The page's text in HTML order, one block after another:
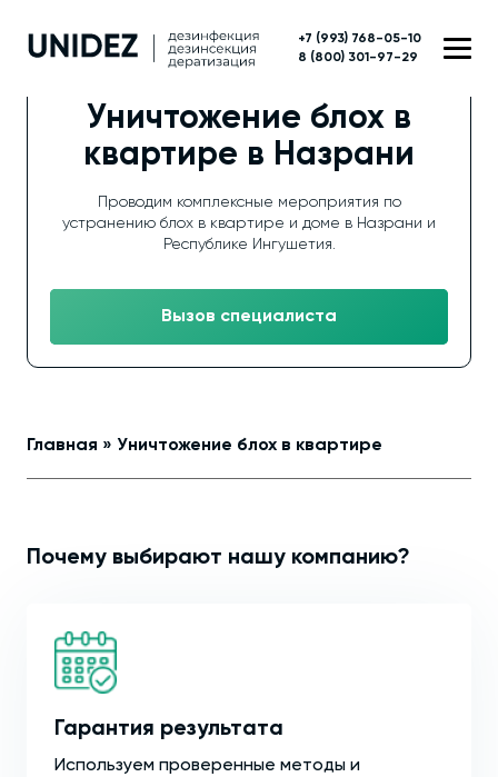
+7 (993) 768-05-10
8 (800) 301-97-29
Уничтожение блох в
квартире в Назрани
Проводим комплексные мероприятия по
устранению блох в квартире и доме в Назрани и
Республике Ингушетия.
Вызов специалиста
Главная » Уничтожение блох в квартире
Почему выбирают нашу компанию?
Гарантия результата
Используем проверенные методы и